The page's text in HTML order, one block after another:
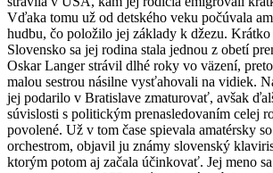
Vďaka tomu už od detského veku počúvala
hudbu, čo položilo jej základy k džezu. Krátko
Slovensko sa jej rodina stala jednou z obetí
Oskar Langer strávil dlhé roky vo väzení,
malou sestrou násilne vysťahovali na vidiek.
jej podarilo v Bratislave zmaturovať, avšak
súvislosti s politickým prenasledovaním celej
povolené. Už v tom čase spievala amatérsky
orchestrom, objavil ju známy slovenský
ktorým potom aj začala účinkovať. Jej meno